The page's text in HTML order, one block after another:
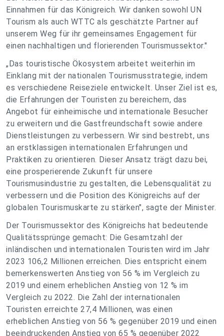
Einnahmen für das Königreich. Wir danken sowohl UN
Tourism als auch WTTC als geschätzte Partner auf
unserem Weg für ihr gemeinsames Engagement für
einen nachhaltigen und florierenden Tourismussektor."
„Das touristische Ökosystem arbeitet weiterhin im
Einklang mit der nationalen Tourismusstrategie, indem
es verschiedene Reiseziele entwickelt. Unser Ziel ist es,
die Erfahrungen der Touristen zu bereichern, das
Angebot für einheimische und internationale Besucher
zu erweitern und die Gastfreundschaft sowie andere
Dienstleistungen zu verbessern. Wir sind bestrebt, uns
an erstklassigen internationalen Erfahrungen und
Praktiken zu orientieren. Dieser Ansatz trägt dazu bei,
eine prosperierende Zukunft für unsere
Tourismusindustrie zu gestalten, die Lebensqualität zu
verbessern und die Position des Königreichs auf der
globalen Tourismuskarte zu stärken", sagte der Minister.
Der Tourismussektor des Königreichs hat bedeutende
Qualitätssprünge gemacht: Die Gesamtzahl der
inländischen und internationalen Touristen wird im Jahr
2023 106,2 Millionen erreichen. Dies entspricht einem
bemerkenswerten Anstieg von 56 % im Vergleich zu
2019 und einem erheblichen Anstieg von 12 % im
Vergleich zu 2022. Die Zahl der internationalen
Touristen erreichte 27,4 Millionen, was einen
erheblichen Anstieg von 56 % gegenüber 2019 und einen
beeindruckenden Anstieg von 65 % gegenüber 2022